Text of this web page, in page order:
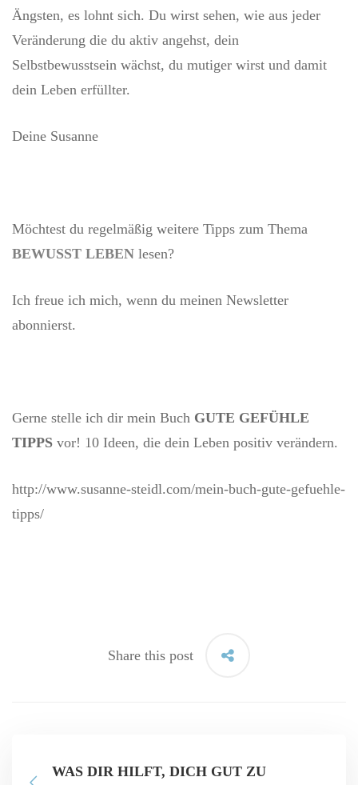
Ängsten, es lohnt sich. Du wirst sehen, wie aus jeder
Veränderung die du aktiv angehst, dein
Selbstbewusstsein wächst, du mutiger wirst und damit
dein Leben erfüllter.
Deine Susanne
Möchtest du regelmäßig weitere Tipps zum Thema
BEWUSST LEBEN lesen?
Ich freue ich mich, wenn du meinen Newsletter
abonnierst.
Gerne stelle ich dir mein Buch GUTE GEFÜHLE
TIPPS vor! 10 Ideen, die dein Leben positiv verändern.
http://www.susanne-steidl.com/mein-buch-gute-gefuehle-
tipps/
Share this post
WAS DIR HILFT, DICH GUT ZU